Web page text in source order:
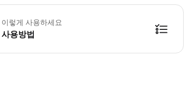
이렇게 사용하세요
사용방법